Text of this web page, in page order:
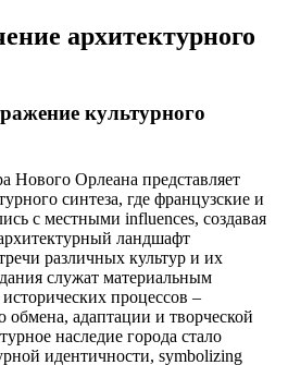
архитектурного
культурного
Нового Орлеана представляет
синтеза, где французские и
с местными influences, создавая
ландшафт
различных культур и их
служат материальным
процессов –
обмена, адаптации и творческой
наследие города стало
идентичности, symbolizing